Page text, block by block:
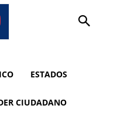
ESTADOS
CIUDADANO